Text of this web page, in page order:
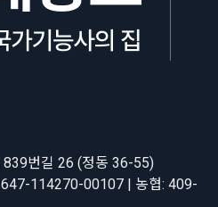
839번길 26 (정동 36-55)
647-114270-00107 | 농협: 409-